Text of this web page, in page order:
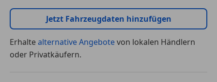
Jetzt Fahrzeugdaten hinzufügen
Erhaltealternative Angebotevon lokalen Händlern
oder Privatkäufern.